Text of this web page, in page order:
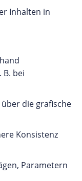
Inhalten in
bei
die grafische
Konsistenz
Parametern